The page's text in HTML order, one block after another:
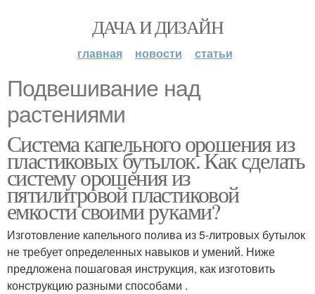
ДАЧА И ДИЗАЙН
главная новости статьи
Подвешивание над
растениями
Система капельного орошения из
пластиковых бутылок. Как сделать
систему орошения из
пятилитровой пластиковой
емкости своими руками?
Изготовление капельного полива из 5-литровых бутылок
не требует определенных навыков и умений. Ниже
предложена пошаговая инструкция, как изготовить
конструкцию разными способами .